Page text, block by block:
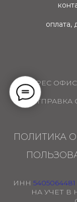
оплата,
АДРЕС
ОТПРАВКА
ПОЛИТИКА
ИНН 5405064481
НА УЧЕТ В